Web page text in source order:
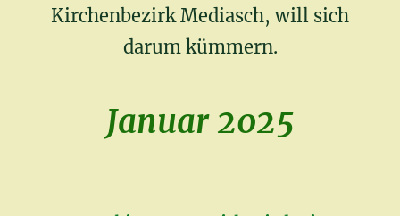
Kirchenbezirk Mediasch, will sich
darum kümmern.
Januar 2025